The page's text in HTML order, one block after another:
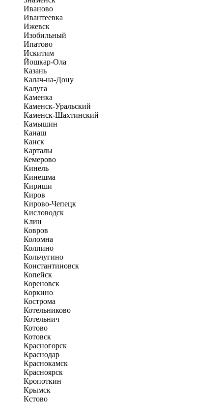
Иваново
Ивантеевка
Ижевск
Изобильный
Ипатово
Искитим
Йошкар-Ола
Казань
Калач-на-Дону
Калуга
Каменка
Каменск-Уральский
Каменск-Шахтинский
Камышин
Канаш
Канск
Карталы
Кемерово
Кинель
Кинешма
Кириши
Киров
Кирово-Чепецк
Кисловодск
Клин
Ковров
Коломна
Колпино
Кольчугино
Константиновск
Копейск
Кореновск
Коркино
Кострома
Котельниково
Котельнич
Котово
Котовск
Красногорск
Краснодар
Краснокамск
Красноярск
Кропоткин
Крымск
Кстово